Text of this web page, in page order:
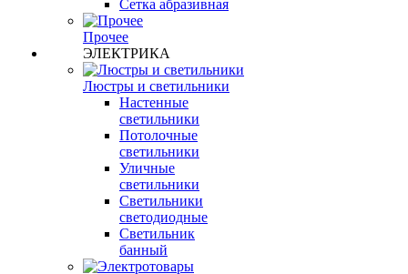
Сетка абразивная
Прочее
ЭЛЕКТРИКА
Люстры и светильники
Настенные
светильники
Потолочные
светильники
Уличные
светильники
Светильники
светодиодные
Светильник
банный